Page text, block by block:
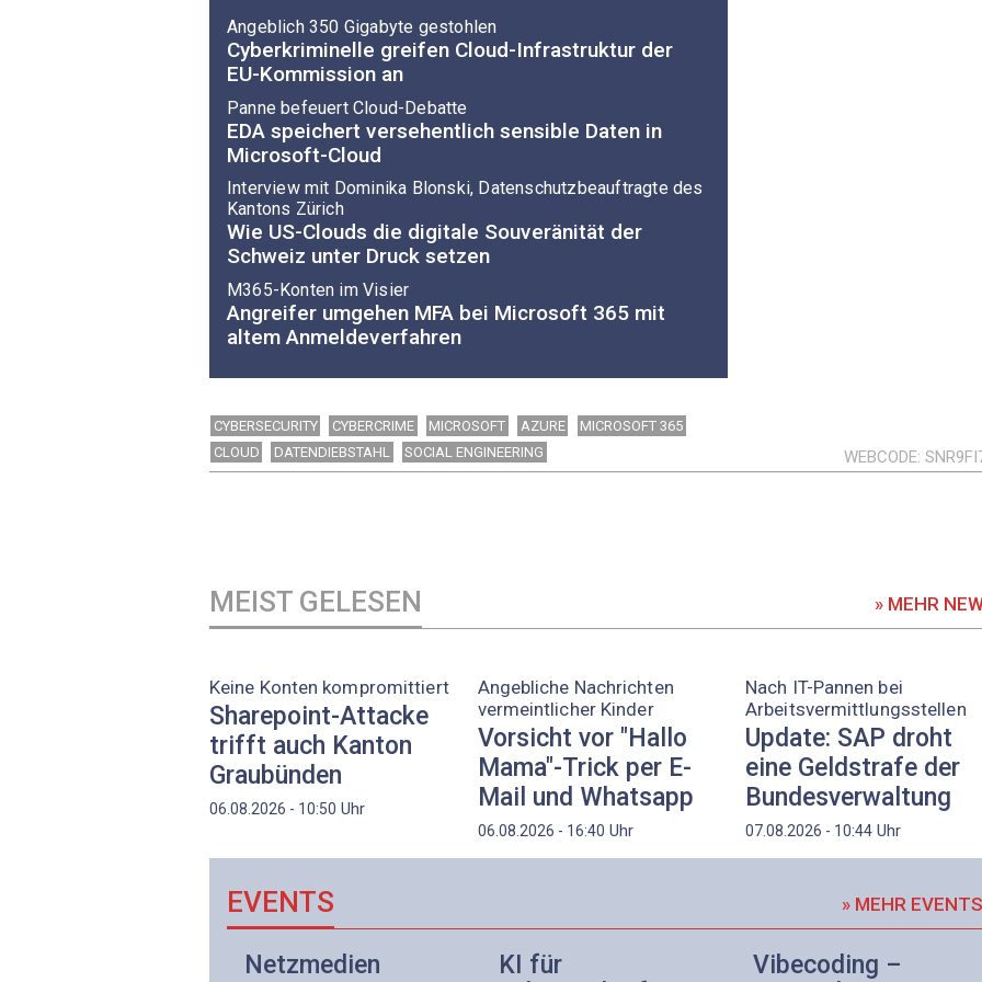
Angeblich 350 Gigabyte gestohlen
Cyberkriminelle greifen Cloud-Infrastruktur der
EU-Kommission an
Panne befeuert Cloud-Debatte
EDA speichert versehentlich sensible Daten in
Microsoft-Cloud
Interview mit Do­mi­ni­ka Blon­ski, Datenschutzbeauftragte des
Kantons Zürich
Wie US-Clouds die digitale Souveränität der
Schweiz unter Druck setzen
M365-Konten im Visier
Angreifer umgehen MFA bei Microsoft 365 mit
altem Anmeldeverfahren
CYBERSECURITY CYBERCRIME MICROSOFT AZURE
MICROSOFT 365
CLOUD
DATENDIEBSTAHL SOCIAL ENGINEERING WEBCODE
MEIST GELESEN » MEHR
Keine Konten kompromittiert
Sharepoint-Attacke
trifft auch Kanton
Graubünden
06.08.2026 - 10:50 Uhr
Angebliche Nachrichten
vermeintlicher Kinder
Vorsicht vor "Hallo
Mama"-Trick per E-
Mail und Whatsapp
06.08.2026 - 16:40 Uhr
Nach IT-Pannen bei
Arbeitsvermittlungsstellen
Update: SAP droht
eine Geldstrafe der
Bundesverwaltung
07.08.2026 - 10:44 Uhr
EVENTS » MEHR
Netzmedien
KI für
Vibecoding –